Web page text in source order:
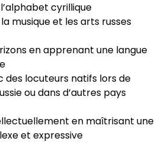
cyrillique
musique et les arts russes
en apprenant une langue
des locuteurs natifs lors de
ou dans d’autres pays
en maîtrisant une
et expressive